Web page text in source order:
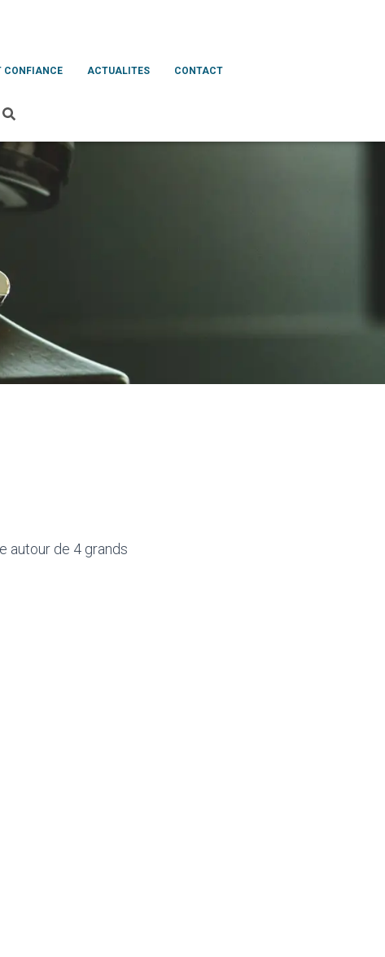
CONFIANCE ACTUALITES CONTACT
autour de 4 grands